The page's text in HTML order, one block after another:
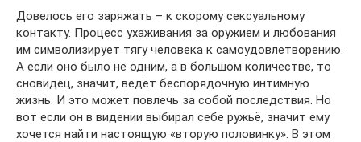
Довелось его заряжать – к скорому сексуальному
контакту. Процесс ухаживания за оружием и любования
им символизирует тягу человека к самоудовлетворению.
А если оно было не одним, а в большом количестве, то
сновидец, значит, ведёт беспорядочную интимную
жизнь. И это может повлечь за собой последствия. Но
вот если он в видении выбирал себе ружьё, значит ему
хочется найти настоящую «вторую половинку». В этом